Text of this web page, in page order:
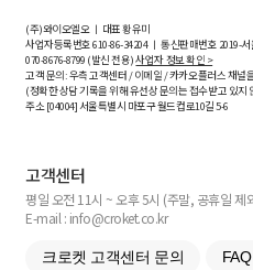
(주)와이오엘오 ㅣ 대표 황유미
사업자등록번호610-86-34204ㅣ 통신판매번호 2019-
070-8676-8799 (발신 전용)사업자 정보 확인 >
고객 문의: 우측 고객센터 / 이메일 / 카카오플러스 채널
(정확한 상담 기록을 위해 유선상 문의는 접수받고 있지
주소 [04004] 서울특별시 마포구 월드컵로10길5-6
고객센터
평일 오전 11시 ~ 오후 5시 (주말, 공휴일 제
E-mail : info@croket.co.kr
크로켓 고객센터 문의 FAQ